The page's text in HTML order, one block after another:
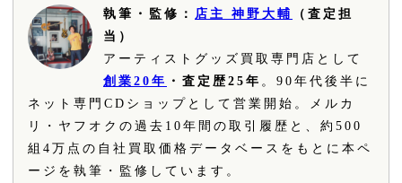
執筆・監修： 店主 神野大輔
（査定担
当）
アーティストグッズ買取専門店として
創業20年 ・査定歴25年 。90年代後半に
ネット専門CDショップとして営業開始。メルカ
リ・ヤフオクの過去10年間の取引履歴と、約500
組4万点の自社買取価格データベースをもとに本ペ
ージを執筆・監修しています。